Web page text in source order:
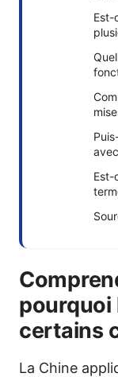
Est-
Est-
pourquoi
certains
La Chine